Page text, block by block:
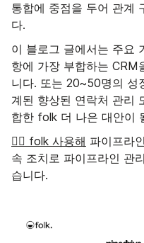
통합에 중점을 두어 관계
다.
이 블로그 글에서는 주요
항에 가장 부합하는 CRM
니다. 또는 20~50명의 성
계된 향상된 연락처 관리
합한 folk 더 나은 대안이
👉🏼 folk 사용해 파이프라
속 조치로 파이프라인 관
습니다.